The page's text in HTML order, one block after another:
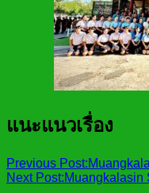
แนะแนวเรื่อง
Previous Post:
Next Post:Muangkalasin